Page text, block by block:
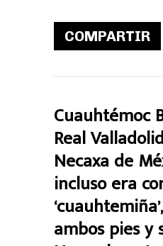
COMPARTIR
Cuauhtémoc
Real
Necaxa de
incluso era
ambos pies